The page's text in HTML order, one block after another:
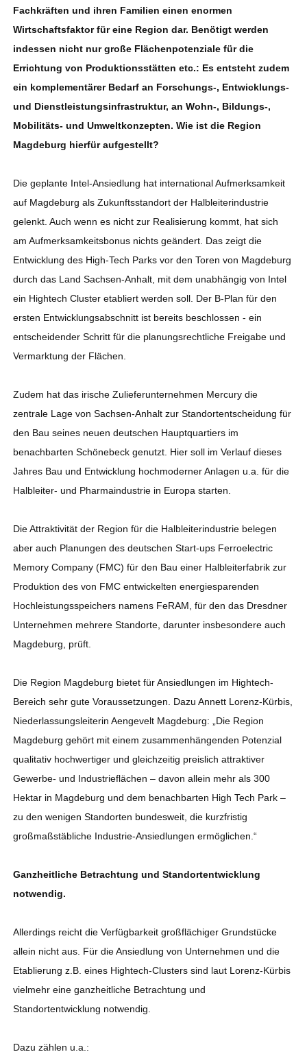
Fachkräften und ihren Familien einen enormen
Wirtschaftsfaktor für eine Region dar. Benötigt werden
indessen nicht nur große Flächenpotenziale für die
Errichtung von Produktionsstätten etc.: Es entsteht zudem
ein komplementärer Bedarf an Forschungs-, Entwicklungs-
und Dienstleistungsinfrastruktur, an Wohn-, Bildungs-,
Mobilitäts- und Umweltkonzepten. Wie ist die Region
Magdeburg hierfür aufgestellt?
Die geplante Intel-Ansiedlung hat international Aufmerksamkeit
auf Magdeburg als Zukunftsstandort der Halbleiterindustrie
gelenkt. Auch wenn es nicht zur Realisierung kommt, hat sich
am Aufmerksamkeitsbonus nichts geändert. Das zeigt die
Entwicklung des High-Tech Parks vor den Toren von Magdeburg
durch das Land Sachsen-Anhalt, mit dem unabhängig von Intel
ein Hightech Cluster etabliert werden soll. Der B-Plan für den
ersten Entwicklungsabschnitt ist bereits beschlossen - ein
entscheidender Schritt für die planungsrechtliche Freigabe und
Vermarktung der Flächen.
Zudem hat das irische Zulieferunternehmen Mercury die
zentrale Lage von Sachsen-Anhalt zur Standortentscheidung für
den Bau seines neuen deutschen Hauptquartiers im
benachbarten Schönebeck genutzt. Hier soll im Verlauf dieses
Jahres Bau und Entwicklung hochmoderner Anlagen u.a. für die
Halbleiter- und Pharmaindustrie in Europa starten.
Die Attraktivität der Region für die Halbleiterindustrie belegen
aber auch Planungen des deutschen Start-ups Ferroelectric
Memory Company (FMC) für den Bau einer Halbleiterfabrik zur
Produktion des von FMC entwickelten energiesparenden
Hochleistungsspeichers namens FeRAM, für den das Dresdner
Unternehmen mehrere Standorte, darunter insbesondere auch
Magdeburg, prüft.
Die Region Magdeburg bietet für Ansiedlungen im Hightech-
Bereich sehr gute Voraussetzungen. Dazu Annett Lorenz-Kürbis,
Niederlassungsleiterin Aengevelt Magdeburg: „Die Region
Magdeburg gehört mit einem zusammenhängenden Potenzial
qualitativ hochwertiger und gleichzeitig preislich attraktiver
Gewerbe- und Industrieflächen – davon allein mehr als 300
Hektar in Magdeburg und dem benachbarten High Tech Park –
zu den wenigen Standorten bundesweit, die kurzfristig
großmaßstäbliche Industrie-Ansiedlungen ermöglichen.“
Ganzheitliche Betrachtung und Standortentwicklung
notwendig.
Allerdings reicht die Verfügbarkeit großflächiger Grundstücke
allein nicht aus. Für die Ansiedlung von Unternehmen und die
Etablierung z.B. eines Hightech-Clusters sind laut Lorenz-Kürbis
vielmehr eine ganzheitliche Betrachtung und
Standortentwicklung notwendig.
Dazu zählen u.a.: